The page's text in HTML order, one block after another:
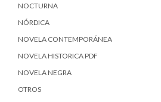
NOCTURNA
NÓRDICA
NOVELA CONTEMPORÁNEA
NOVELA HISTORICA PDF
NOVELA NEGRA
OTROS